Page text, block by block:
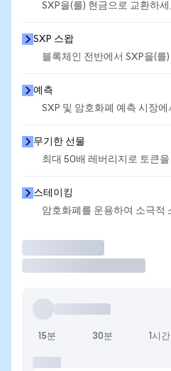
SXP을(를) 현금으로 교환하세
SXP 스왑
블록체인 전반에서 SXP을(를
예측
SXP 및 암호화폐 예측 시장
무기한 선물
최대 50배 레버리지로 토큰
스테이킹
암호화폐를 운용하여 소극적
15분 30분 1시간